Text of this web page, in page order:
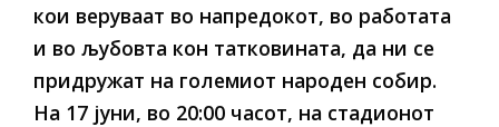
кои веруваат во напредокот, во работата
и во љубовта кон татковината, да ни се
придружат на големиот народен собир.
На 17 јуни, во 20:00 часот, на стадионот